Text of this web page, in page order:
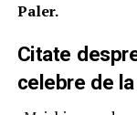
Paler.
Citate
celebre de